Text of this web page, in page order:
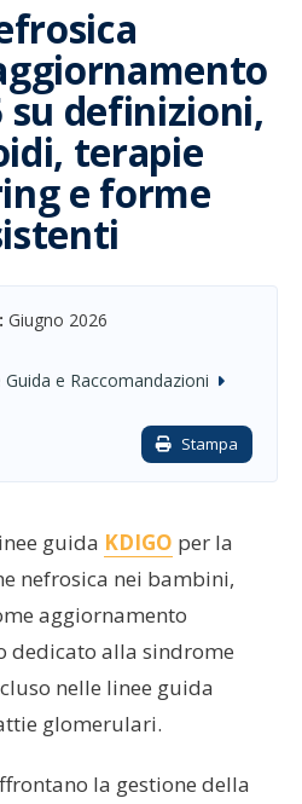
su definizioni,
terapie
e forme
Giugno 2026
Guida e Raccomandazioni
Stampa
guida KDIGO per la
nefrosica nei bambini,
aggiornamento
dedicato alla sindrome
nelle linee guida
glomerulari.
la gestione della